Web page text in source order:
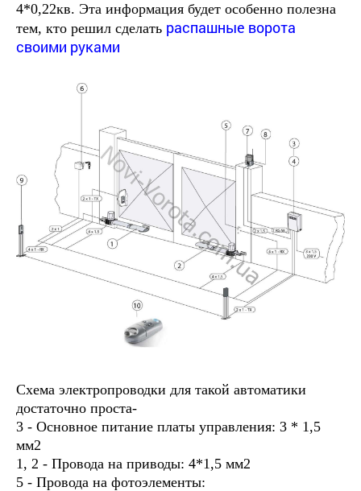
4*0,22кв. Эта информация будет особенно полезна
тем, кто решил сделать распашные ворота
своими руками
Схема электропроводки для такой автоматики
достаточно проста-
3 - Основное питание платы управления: 3 * 1,5
мм2
1, 2 - Провода на приводы: 4*1,5 мм2
5 - Провода на фотоэлементы: